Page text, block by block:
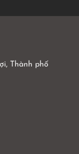
Thành phố